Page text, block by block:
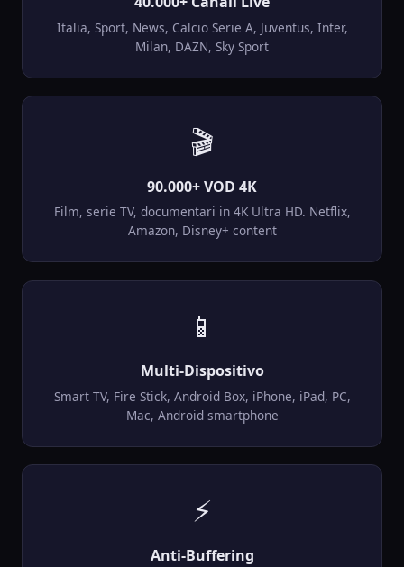
Italia, Sport, News, Calcio Serie A, Juventus, Inter,
Milan, DAZN, Sky Sport
🎬
90.000+ VOD 4K
Film, serie TV, documentari in 4K Ultra HD. Netflix,
Amazon, Disney+ content
📱
Multi-Dispositivo
Smart TV, Fire Stick, Android Box, iPhone, iPad, PC,
Mac, Android smartphone
⚡
Anti-Buffering